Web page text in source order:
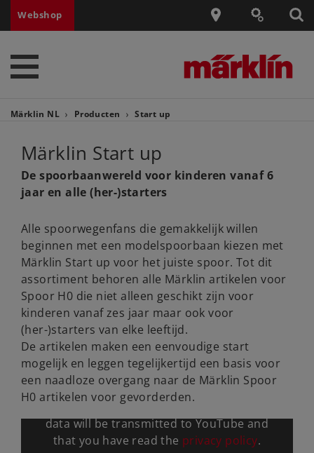
Webshop
Märklin NL Producten Start up
Märklin Start up
De spoorbaanwereld voor kinderen vanaf 6
jaar en alle (her-)starters
Alle spoorwegenfans die gemakkelijk willen
beginnen met een modelspoorbaan kiezen met
Märklin Start up voor het juiste spoor. Tot dit
assortiment behoren alle Märklin artikelen voor
Spoor H0 die niet alleen geschikt zijn voor
kinderen vanaf zes jaar maar ook voor
(her-)starters van elke leeftijd.
De artikelen maken een eenvoudige start
mogelijk en leggen tegelijkertijd een basis voor
een naadloze overgang naar de Märklin Spoor
H0 artikelen voor gevorderden.
By calling the video you agree that your
data will be transmitted to YouTube and
that you have read the privacy policy.